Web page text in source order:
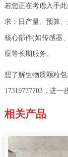
若您正在考虑入手
求：日产量、预算
核心部件(如传感器
应等长期服务。
想了解生物质颗粒
17319777703，进一
相关产品